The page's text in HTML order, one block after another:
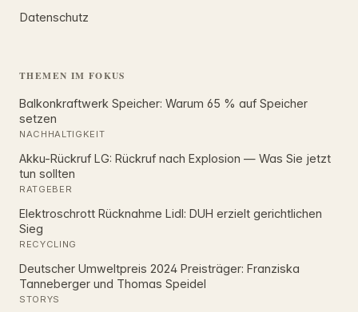
Datenschutz
THEMEN IM FOKUS
Balkonkraftwerk Speicher: Warum 65 % auf Speicher
setzen
NACHHALTIGKEIT
Akku-Rückruf LG: Rückruf nach Explosion — Was Sie jetzt
tun sollten
RATGEBER
Elektroschrott Rücknahme Lidl: DUH erzielt gerichtlichen
Sieg
RECYCLING
Deutscher Umweltpreis 2024 Preisträger: Franziska
Tanneberger und Thomas Speidel
STORYS